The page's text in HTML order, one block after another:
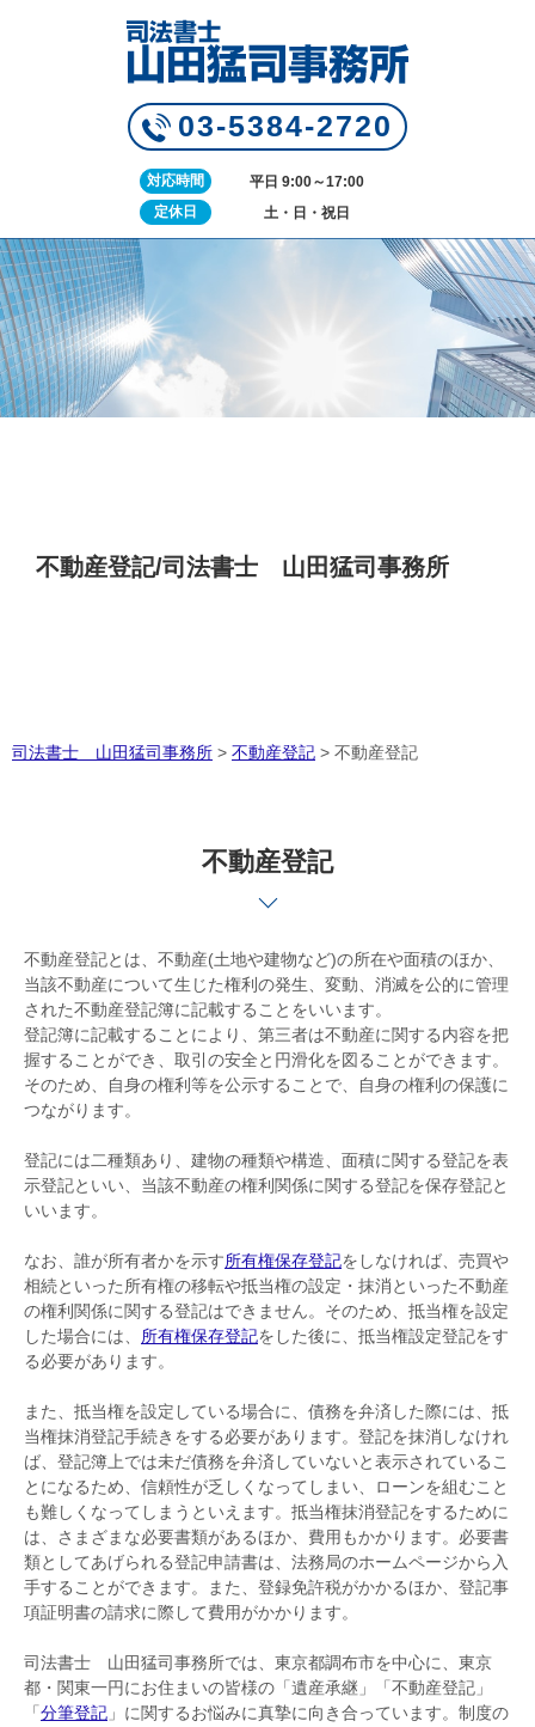
03-5384-2720
対応時間
平日 9:00～17:00
定休日
土・日・祝日
不動産登記/司法書士 山田猛司事務所
司法書士 山田猛司事務所 > 不動産登記 > 不動産登記
不動産登記
不動産登記とは、不動産(土地や建物など)の所在や面積のほか、
当該不動産について生じた権利の発生、変動、消滅を公的に管理
された不動産登記簿に記載することをいいます。
登記簿に記載することにより、第三者は不動産に関する内容を把
握することができ、取引の安全と円滑化を図ることができます。
そのため、自身の権利等を公示することで、自身の権利の保護に
つながります。
登記には二種類あり、建物の種類や構造、面積に関する登記を表
示登記といい、当該不動産の権利関係に関する登記を保存登記と
いいます。
なお、誰が所有者かを示す所有権保存登記をしなければ、売買や
相続といった所有権の移転や抵当権の設定・抹消といった不動産
の権利関係に関する登記はできません。そのため、抵当権を設定
した場合には、 所有権保存登記をした後に、抵当権設定登記をす
る必要があります。
また、抵当権を設定している場合に、債務を弁済した際には、抵
当権抹消登記手続きをする必要があります。登記を抹消しなけれ
ば、登記簿上では未だ債務を弁済していないと表示されているこ
とになるため、信頼性が乏しくなってしまい、ローンを組むこと
も難しくなってしまうといえます。抵当権抹消登記をするために
は、さまざまな必要書類があるほか、費用もかかります。必要書
類としてあげられる登記申請書は、法務局のホームページから入
手することができます。また、登録免許税がかかるほか、登記事
項証明書の請求に際して費用がかかります。
司法書士 山田猛司事務所では、東京都調布市を中心に、東京
都・関東一円にお住まいの皆様の「遺産承継」「不動産登記」
「 分筆登記 」に関するお悩みに真摯に向き合っています。制度の